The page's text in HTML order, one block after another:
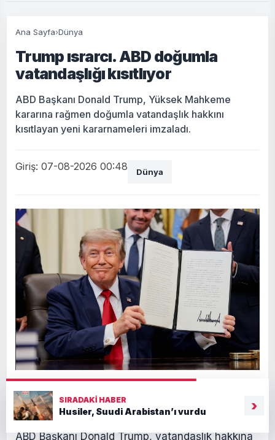
Ana Sayfa›Dünya
Trump ısrarcı. ABD doğumla
vatandaşlığı kısıtlıyor
ABD Başkanı Donald Trump, Yüksek Mahkeme
kararına rağmen doğumla vatandaşlık hakkını
kısıtlayan yeni kararnameleri imzaladı.
Giriş: 07-08-2026 00:48 Dünya
ABD Başkanı Donald Trump, vatandaşlık hakkına
SIRADAKI HABER
Husiler, Suudi Arabistan’ı vurdu ›